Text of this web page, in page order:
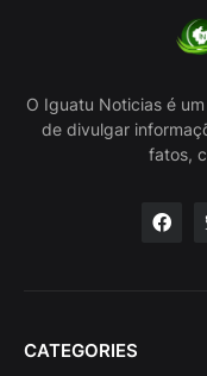
O Iguatu Noticias é
de divulgar
fatos,
CATEGORIES